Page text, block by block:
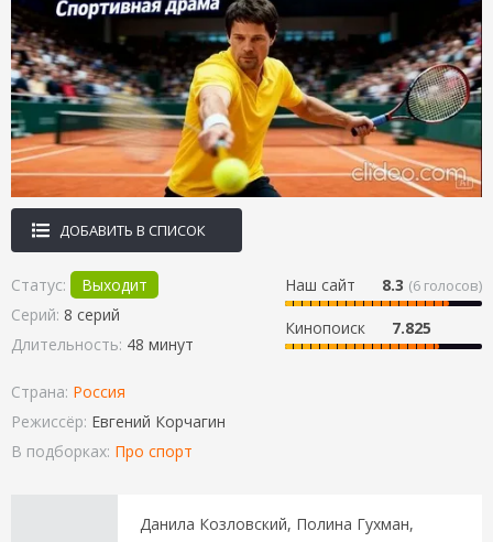
ДОБАВИТЬ В СПИСОК
Наш сайт 8.3 (6 голосов)
Кинопоиск 7.825
Статус:
Выходит
Серий: 8 серий
Длительность: 48 минут
Страна: Россия
Режиссёр: Евгений Корчагин
В подборках: Про спорт
Данила Козловский, Полина Гухман,